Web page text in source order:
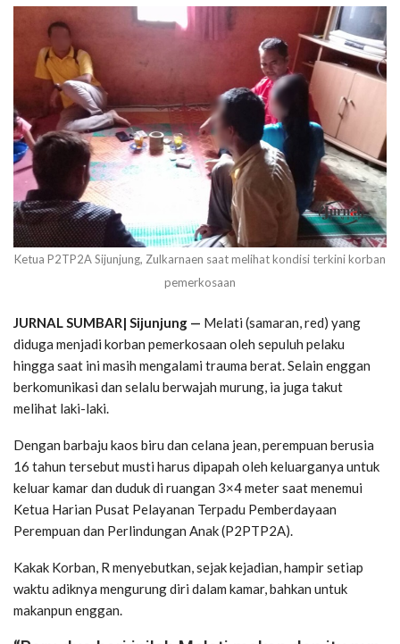
Ketua P2TP2A Sijunjung, Zulkarnaen saat melihat kondisi terkini korban
pemerkosaan
JURNAL SUMBAR| Sijunjung — Melati (samaran, red) yang
diduga menjadi korban pemerkosaan oleh sepuluh pelaku
hingga saat ini masih mengalami trauma berat. Selain enggan
berkomunikasi dan selalu berwajah murung, ia juga takut
melihat laki-laki.
Dengan barbaju kaos biru dan celana jean, perempuan berusia
16 tahun tersebut musti harus dipapah oleh keluarganya untuk
keluar kamar dan duduk di ruangan 3×4 meter saat menemui
Ketua Harian Pusat Pelayanan Terpadu Pemberdayaan
Perempuan dan Perlindungan Anak (P2PTP2A).
Kakak Korban, R menyebutkan, sejak kejadian, hampir setiap
waktu adiknya mengurung diri dalam kamar, bahkan untuk
makanpun enggan.